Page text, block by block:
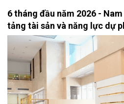
6 tháng đầu năm 2026 -
tảng tài sản và năng lực dự